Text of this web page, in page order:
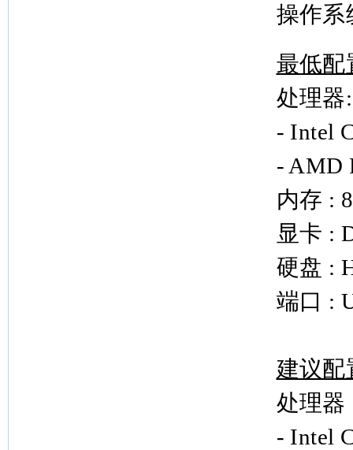
操作系
最低配
处理器:
- Intel
- AMD
内存 :
显卡 :
硬盘 :
端口 :
建议配
处理器
- Intel